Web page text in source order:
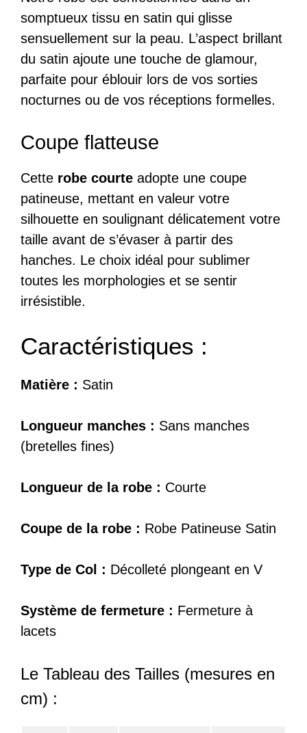
somptueux tissu en satin qui glisse
sensuellement sur la peau. L’aspect brillant
du satin ajoute une touche de glamour,
parfaite pour éblouir lors de vos sorties
nocturnes ou de vos réceptions formelles.
Coupe flatteuse
Cette robe courte adopte une coupe
patineuse, mettant en valeur votre
silhouette en soulignant délicatement votre
taille avant de s’évaser à partir des
hanches. Le choix idéal pour sublimer
toutes les morphologies et se sentir
irrésistible.
Caractéristiques :
Matière : Satin
Longueur manches : Sans manches
(bretelles fines)
Longueur de la robe : Courte
Coupe de la robe : Robe Patineuse Satin
Type de Col : Décolleté plongeant en V
Système de fermeture : Fermeture à
lacets
Le Tableau des Tailles (mesures en
cm) :